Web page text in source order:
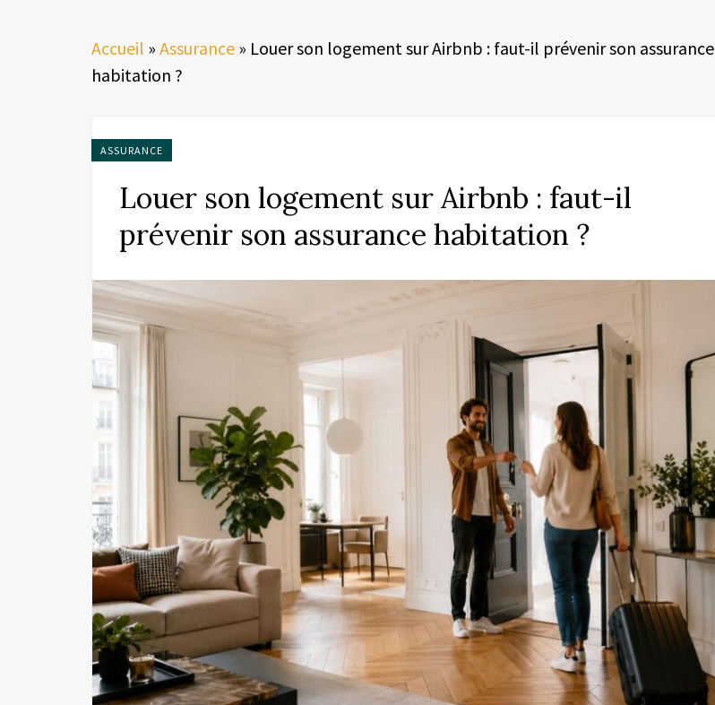
Accueil » Assurance » Louer son logement sur Airbnb : faut-il prévenir son assurance
habitation ?
ASSURANCE
Louer son logement sur Airbnb : faut-il
prévenir son assurance habitation ?